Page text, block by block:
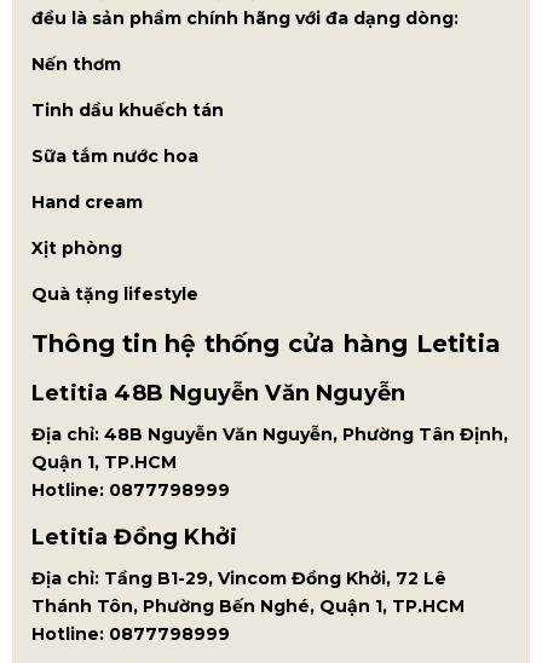
đều là sản phẩm chính hãng với đa dạng dòng:
Nến thơm
Tinh dầu khuếch tán
Sữa tắm nước hoa
Hand cream
Xịt phòng
Quà tặng lifestyle
Thông tin hệ thống cửa hàng Letitia
Letitia 48B Nguyễn Văn Nguyễn
Địa chỉ: 48B Nguyễn Văn Nguyễn, Phường Tân Định,
Quận 1, TP.HCM
Hotline: 0877798999
Letitia Đồng Khởi
Địa chỉ: Tầng B1-29, Vincom Đồng Khởi, 72 Lê
Thánh Tôn, Phường Bến Nghé, Quận 1, TP.HCM
Hotline: 0877798999